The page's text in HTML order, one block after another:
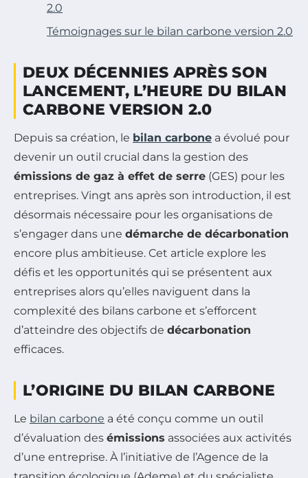
2.0
Témoignages sur le bilan carbone version 2.0
DEUX DÉCENNIES APRÈS SON
LANCEMENT, L’HEURE DU BILAN
CARBONE VERSION 2.0
Depuis sa création, le bilan carbone a évolué pour
devenir un outil crucial dans la gestion des
émissions de gaz à effet de serre (GES) pour les
entreprises. Vingt ans après son introduction, il est
désormais nécessaire pour les organisations de
s’engager dans une démarche de décarbonation
encore plus ambitieuse. Cet article explore les
défis et les opportunités qui se présentent aux
entreprises alors qu’elles naviguent dans la
complexité des bilans carbone et s’efforcent
d’atteindre des objectifs de décarbonation
efficaces.
L’ORIGINE DU BILAN CARBONE
Le bilan carbone a été conçu comme un outil
d’évaluation des émissions associées aux activités
d’une entreprise. À l’initiative de l’Agence de la